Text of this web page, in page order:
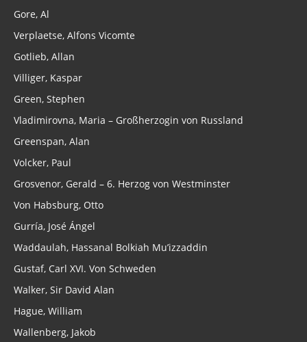
Gore, Al
Verplaetse, Alfons Vicomte
Gotlieb, Allan
Villiger, Kaspar
Green, Stephen
Vladimirovna, Maria – Großherzogin von Russland
Greenspan, Alan
Volcker, Paul
Grosvenor, Gerald – 6. Herzog von Westminster
Von Habsburg, Otto
Gurría, José Ángel
Waddaulah, Hassanal Bolkiah Mu’izzaddin
Gustaf, Carl XVI. Von Schweden
Walker, Sir David Alan
Hague, William
Wallenberg, Jakob